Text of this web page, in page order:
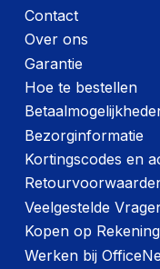
Contact
Over ons
Garantie
Hoe te bestellen
Bezorginformatie
Kortingscodes en
Veelgestelde
Kopen op Rekening
Werken bij